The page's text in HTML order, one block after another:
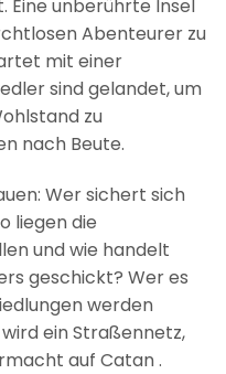
unberührte Insel
Abenteurer zu
mit einer
sind gelandet, um
zu
nach Beute.
Wer sichert sich
liegen die
und wie handelt
geschickt? Wer es
werden
ein Straßennetz,
auf Catan .